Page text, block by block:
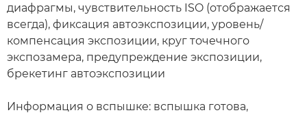
диафрагмы, чувствительность ISO (отображается
всегда), фиксация автоэкспозиции, уровень/
компенсация экспозиции, круг точечного
экспозамера, предупреждение экспозиции,
брекетинг автоэкспозиции
Информация о вспышке: вспышка готова,